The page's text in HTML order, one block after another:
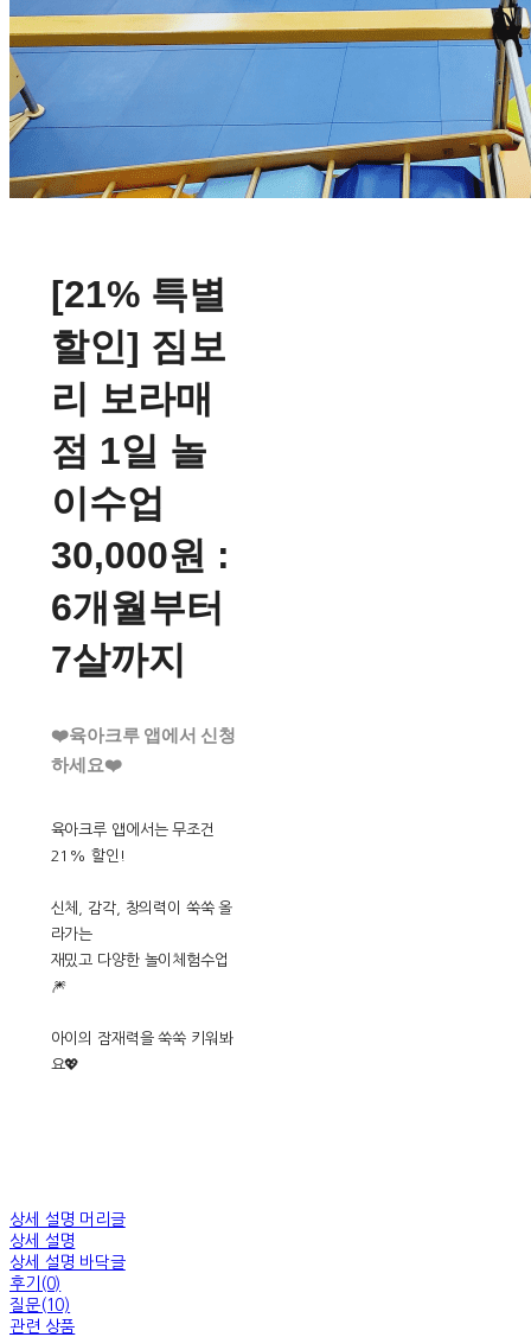
[21% 특별
할인] 짐보
리 보라매
점 1일 놀
이수업
30,000원 :
6개월부터
7살까지
❤️육아크루 앱에서 신청
하세요❤️
육아크루 앱에서는 무조건
21% 할인!
신체, 감각, 창의력이 쑥쑥 올
라가는
재밌고 다양한 놀이체험수업
🎆
아이의 잠재력을 쑥쑥 키워봐
요💖
상세 설명 머리글
상세 설명
상세 설명 바닥글
후기(0)
질문(10)
관련 상품